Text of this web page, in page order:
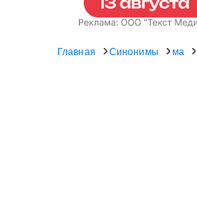
Главная Синонимы ма